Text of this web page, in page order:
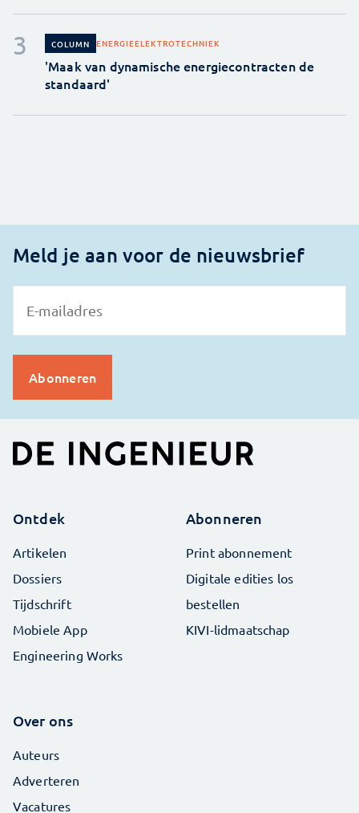
COLUMN ENERGIEELEKTROTECHNIEK
'Maak van dynamische energiecontracten de
standaard'
Meld je aan voor de nieuwsbrief
Ontdek
Artikelen
Dossiers
Tijdschrift
Mobiele App
Engineering Works
Abonneren
Print abonnement
Digitale edities los
bestellen
KIVI-lidmaatschap
Over ons
Auteurs
Adverteren
Vacatures